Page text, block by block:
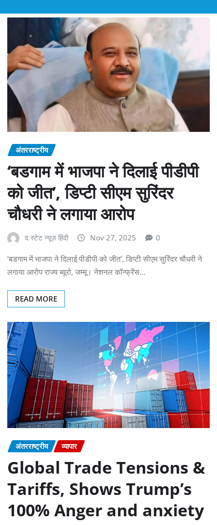
अंतरराष्ट्रीय
‘बडगाम में भाजपा ने दिलाई पीडीपी
को जीत’, डिप्टी सीएम सुरिंदर
चौधरी ने लगाया आरोप
द स्टेट न्यूज़ हिंदी Nov 27, 2025 0
‘बडगाम में भाजपा ने दिलाई पीडीपी को जीत’, डिप्टी सीएम सुरिंदर चौधरी ने
लगाया आरोप राज्य ब्यूरो, जम्मू। नेशनल कॉन्फ्रेंस…
READ MORE
अंतरराष्ट्रीय व्यापार
Global Trade Tensions &
Tariffs, Shows Trump’s
100% Anger and anxiety